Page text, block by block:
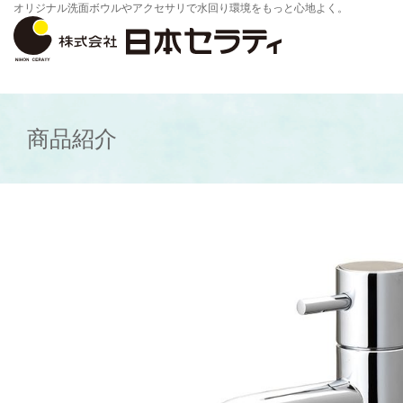
オリジナル洗面ボウルやアクセサリで水回り環境をもっと心地よく。
商品紹介